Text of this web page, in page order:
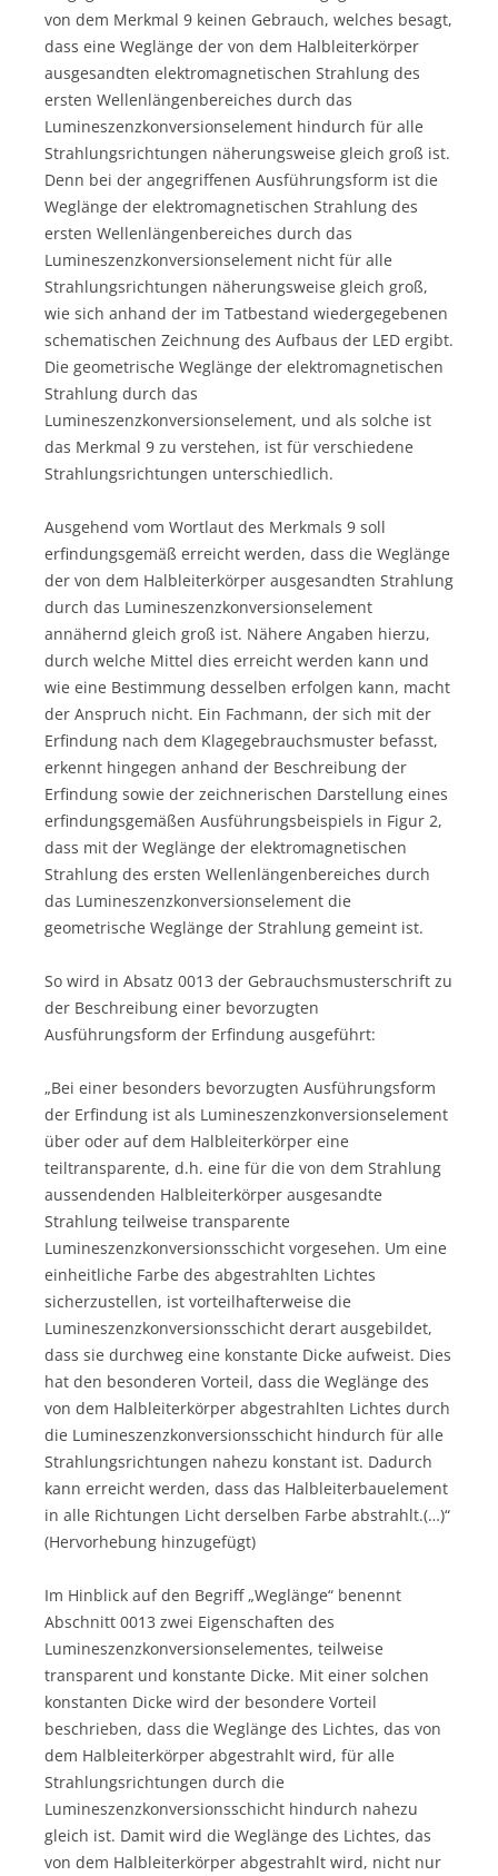
von dem Merkmal 9 keinen Gebrauch, welches besagt,
dass eine Weglänge der von dem Halbleiterkörper
ausgesandten elektromagnetischen Strahlung des
ersten Wellenlängenbereiches durch das
Lumineszenzkonversionselement hindurch für alle
Strahlungsrichtungen näherungsweise gleich groß ist.
Denn bei der angegriffenen Ausführungsform ist die
Weglänge der elektromagnetischen Strahlung des
ersten Wellenlängenbereiches durch das
Lumineszenzkonversionselement nicht für alle
Strahlungsrichtungen näherungsweise gleich groß,
wie sich anhand der im Tatbestand wiedergegebenen
schematischen Zeichnung des Aufbaus der LED ergibt.
Die geometrische Weglänge der elektromagnetischen
Strahlung durch das
Lumineszenzkonversionselement, und als solche ist
das Merkmal 9 zu verstehen, ist für verschiedene
Strahlungsrichtungen unterschiedlich.
Ausgehend vom Wortlaut des Merkmals 9 soll
erfindungsgemäß erreicht werden, dass die Weglänge
der von dem Halbleiterkörper ausgesandten Strahlung
durch das Lumineszenzkonversionselement
annähernd gleich groß ist. Nähere Angaben hierzu,
durch welche Mittel dies erreicht werden kann und
wie eine Bestimmung desselben erfolgen kann, macht
der Anspruch nicht. Ein Fachmann, der sich mit der
Erfindung nach dem Klagegebrauchsmuster befasst,
erkennt hingegen anhand der Beschreibung der
Erfindung sowie der zeichnerischen Darstellung eines
erfindungsgemäßen Ausführungsbeispiels in Figur 2,
dass mit der Weglänge der elektromagnetischen
Strahlung des ersten Wellenlängenbereiches durch
das Lumineszenzkonversionselement die
geometrische Weglänge der Strahlung gemeint ist.
So wird in Absatz 0013 der Gebrauchsmusterschrift zu
der Beschreibung einer bevorzugten
Ausführungsform der Erfindung ausgeführt:
„Bei einer besonders bevorzugten Ausführungsform
der Erfindung ist als Lumineszenzkonversionselement
über oder auf dem Halbleiterkörper eine
teiltransparente, d.h. eine für die von dem Strahlung
aussendenden Halbleiterkörper ausgesandte
Strahlung teilweise transparente
Lumineszenzkonversionsschicht vorgesehen. Um eine
einheitliche Farbe des abgestrahlten Lichtes
sicherzustellen, ist vorteilhafterweise die
Lumineszenzkonversionsschicht derart ausgebildet,
dass sie durchweg eine konstante Dicke aufweist. Dies
hat den besonderen Vorteil, dass die Weglänge des
von dem Halbleiterkörper abgestrahlten Lichtes durch
die Lumineszenzkonversionsschicht hindurch für alle
Strahlungsrichtungen nahezu konstant ist. Dadurch
kann erreicht werden, dass das Halbleiterbauelement
in alle Richtungen Licht derselben Farbe abstrahlt.(…)“
(Hervorhebung hinzugefügt)
Im Hinblick auf den Begriff „Weglänge“ benennt
Abschnitt 0013 zwei Eigenschaften des
Lumineszenzkonversionselementes, teilweise
transparent und konstante Dicke. Mit einer solchen
konstanten Dicke wird der besondere Vorteil
beschrieben, dass die Weglänge des Lichtes, das von
dem Halbleiterkörper abgestrahlt wird, für alle
Strahlungsrichtungen durch die
Lumineszenzkonversionsschicht hindurch nahezu
gleich ist. Damit wird die Weglänge des Lichtes, das
von dem Halbleiterkörper abgestrahlt wird, nicht nur